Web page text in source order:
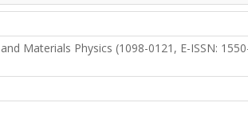
Materials Physics (1098-0121, E-ISSN: